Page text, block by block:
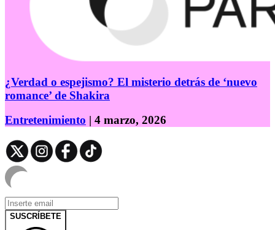
¿Verdad o espejismo? El misterio detrás de ‘nuevo
romance’ de Shakira
Entretenimiento | 4 marzo, 2026
SUSCRÍBETE